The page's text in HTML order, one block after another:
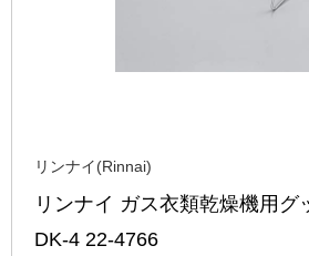
リンナイ(Rinnai)
リンナイ ガス衣類乾燥機用グ
DK-4 22-4766